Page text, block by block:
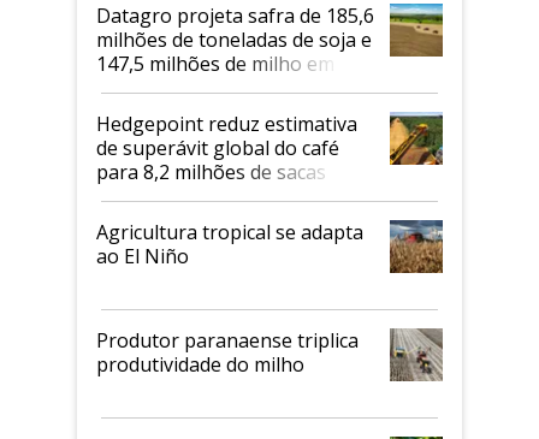
Datagro projeta safra de 185,6
milhões de toneladas de soja e
147,5 milhões de milho em
2026/27
Hedgepoint reduz estimativa
de superávit global do café
para 8,2 milhões de sacas
Agricultura tropical se adapta
ao El Niño
Produtor paranaense triplica
produtividade do milho